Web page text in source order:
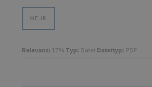
MEHR
Relevanz: 17% Typ: Datei Dateityp: PDF